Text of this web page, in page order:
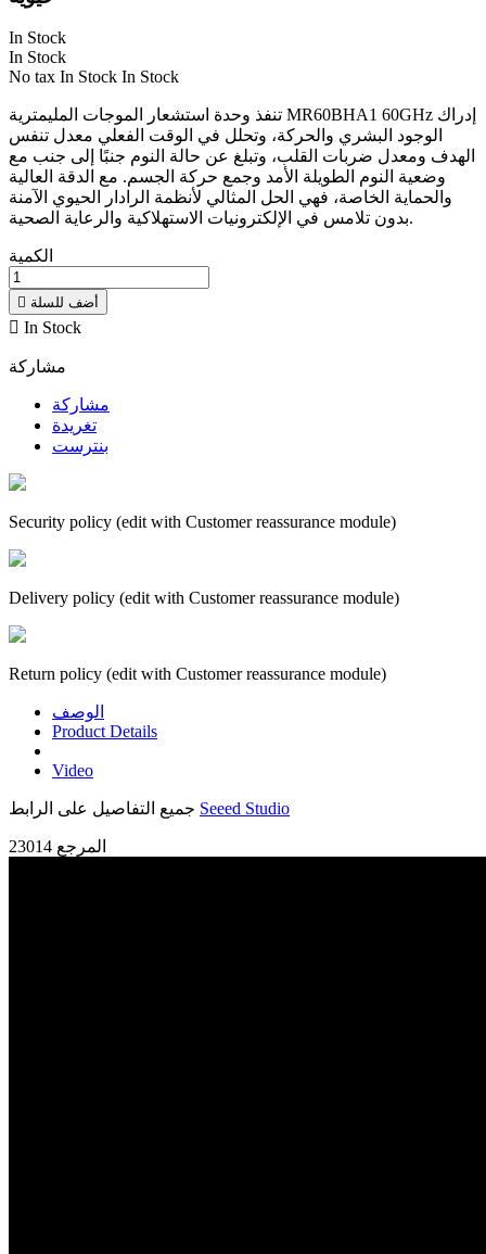
In Stock
In Stock
No tax In Stock In Stock
تنفذ وحدة استشعار الموجات المليمترية MR60BHA1 60GHz إدراك
الوجود البشري والحركة، وتحلل في الوقت الفعلي معدل تنفس
الهدف ومعدل ضربات القلب، وتبلغ عن حالة النوم جنبًا إلى جنب مع
وضعية النوم الطويلة الأمد وجمع حركة الجسم. مع الدقة العالية
والحماية الخاصة، فهي الحل المثالي لأنظمة الرادار الحيوي الآمنة
بدون تلامس في الإلكترونيات الاستهلاكية والرعاية الصحية.
الكمية
 أضف للسلة
 In Stock
مشاركة
مشاركة
تغريدة
بنترست
Security policy (edit with Customer reassurance module)
Delivery policy (edit with Customer reassurance module)
Return policy (edit with Customer reassurance module)
الوصف
Product Details
Video
Seeed Studio
المرجع 23014